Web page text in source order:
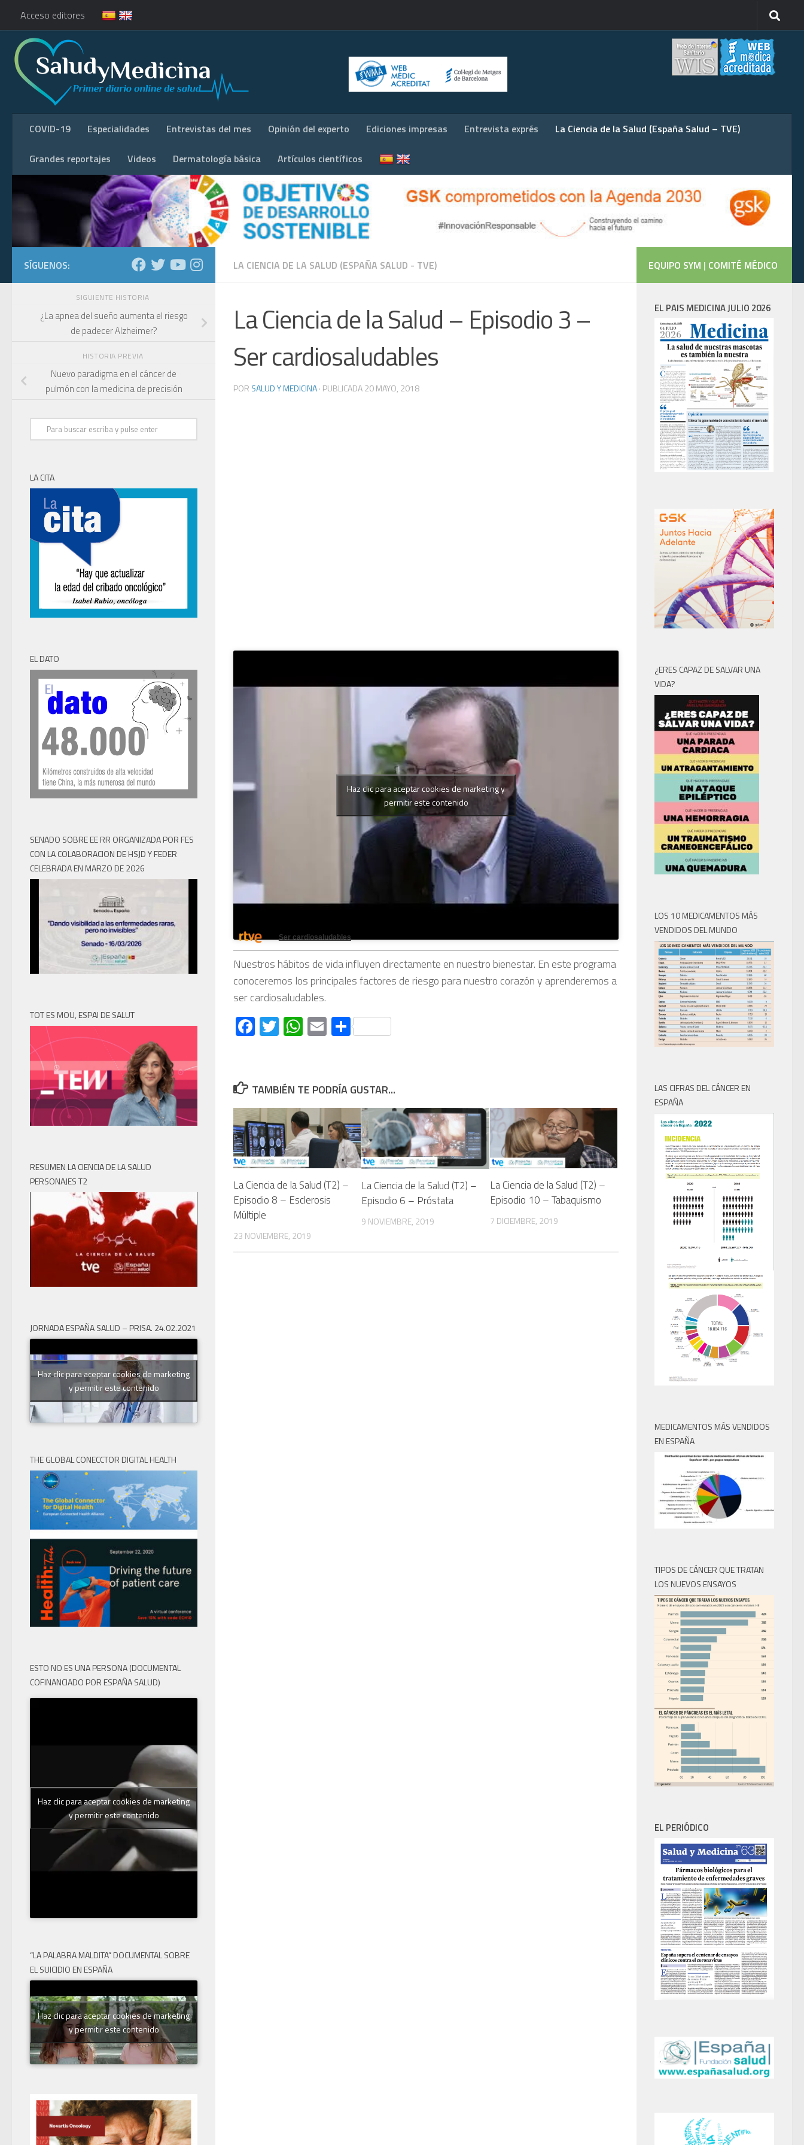
Acceso editores
COVID-19 Especialidades Entrevistas del mes Opinión del experto Ediciones impresas Entrevista exprés La Ciencia de la Salud (España Salud – TVE)
Grandes reportajes Videos Dermatología básica Artículos científicos
LA CIENCIA DE LA SALUD (ESPAÑA SALUD - TVE)
La Ciencia de la Salud – Episodio 3 –
Ser cardiosaludables
POR SALUD Y MEDICINA· PUBLICADA20 MAYO, 2018
Haz clic para aceptar cookies de marketing y
permitir este contenido
Ser cardiosaludables
Nuestros hábitos de vida influyen directamente en nuestro bienestar. En este programa
conoceremos los principales factores de riesgo para nuestro corazón y aprenderemos a
ser cardiosaludables.
Facebook
Twitter
WhatsApp
EmailCompartir
TAMBIÉN TE PODRÍA GUSTAR...
La Ciencia de la Salud (T2) –
Episodio 8 – Esclerosis
Múltiple
23 NOVIEMBRE, 2019
La Ciencia de la Salud (T2) –
Episodio 6 – Próstata
9 NOVIEMBRE, 2019
La Ciencia de la Salud (T2) –
Episodio 10 – Tabaquismo
7 DICIEMBRE, 2019
SÍGUENOS:
SIGUIENTE HISTORIA
¿La apnea del sueño aumenta el riesgo
de padecer Alzheimer?
HISTORIA PREVIA
Nuevo paradigma en el cáncer de
pulmón con la medicina de precisión
LA CITA
EL DATO
SENADO SOBRE EE RR ORGANIZADA POR FES
CON LA COLABORACION DE HSJD Y FEDER
CELEBRADA EN MARZO DE 2026
TOT ES MOU, ESPAI DE SALUT
RESUMEN LA CIENCIA DE LA SALUD
PERSONAJES T2
JORNADA ESPAÑA SALUD – PRISA. 24.02.2021
Haz clic para aceptar cookies de marketing
y permitir este contenido
THE GLOBAL CONECCTOR DIGITAL HEALTH
ESTO NO ES UNA PERSONA (DOCUMENTAL
COFINANCIADO POR ESPAÑA SALUD)
Haz clic para aceptar cookies de marketing
y permitir este contenido
“LA PALABRA MALDITA” DOCUMENTAL SOBRE
EL SUICIDIO EN ESPAÑA
Haz clic para aceptar cookies de marketing
y permitir este contenido
EQUIPO SYM | COMITÉ MÉDICO
EL PAIS MEDICINA JULIO 2026
¿ERES CAPAZ DE SALVAR UNA
VIDA?
LOS 10 MEDICAMENTOS MÁS
VENDIDOS DEL MUNDO
LAS CIFRAS DEL CÁNCER EN
ESPAÑA
MEDICAMENTOS MÁS VENDIDOS
EN ESPAÑA
TIPOS DE CÁNCER QUE TRATAN
LOS NUEVOS ENSAYOS
EL PERIÓDICO